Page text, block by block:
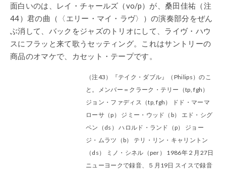
面白いのは、レイ・チャールズ（vo/p）が、桑田佳祐（注
44）君の曲（〈エリー・マイ・ラヴ〉）の演奏部分をぜん
ぶ消して、バックをジャズのトリオにして、ライヴ・ハウ
スにフラッと来て歌うセッティング。これはサントリーの
商品のオマケで、カセット・テープです。
（注43）『テイク・ダブル』（Philips）のこ
と。メンバー＝クラーク・テリー（tp, fgh）
ジョン・ファディス（tp, fgh） ドド・マーマ
ローサ（p） ジミー・ウッド（b） エド・シグ
ペン（ds） ハロルド・ランド（p） ジョー
ジ・ムラツ（b） テリ・リン・キャリントン
（ds） ミノ・シネル（per） 1986年２月27日
ニューヨークで録音、５月19日 スイスで録音